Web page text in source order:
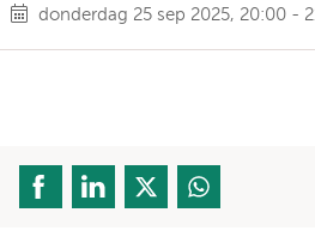
donderdag 25 sep 2025, 20:00 -